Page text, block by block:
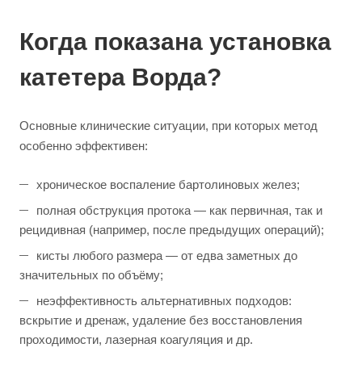
Когда показана установка
катетера Ворда?
Основные клинические ситуации, при которых метод
особенно эффективен:
хроническое воспаление бартолиновых желез;
полная обструкция протока — как первичная, так и
рецидивная (например, после предыдущих операций);
кисты любого размера — от едва заметных до
значительных по объёму;
неэффективность альтернативных подходов:
вскрытие и дренаж, удаление без восстановления
проходимости, лазерная коагуляция и др.